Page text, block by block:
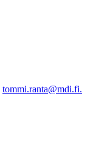
tommi.ranta@mdi.fi.